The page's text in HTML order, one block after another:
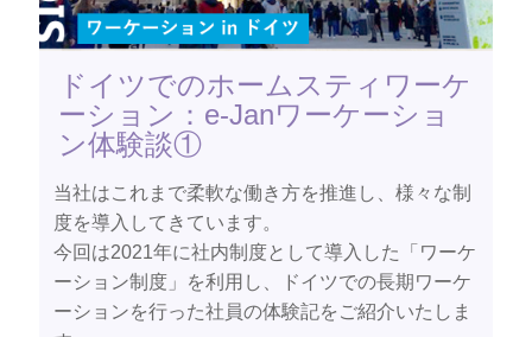
ドイツでのホームスティワーケ
ーション：e-Janワーケーショ
ン体験談①
当社はこれまで柔軟な働き方を推進し、様々な制
度を導入してきています。
今回は2021年に社内制度として導入した「ワーケ
ーション制度」を利用し、ドイツでの長期ワーケ
ーションを行った社員の体験記をご紹介いたしま